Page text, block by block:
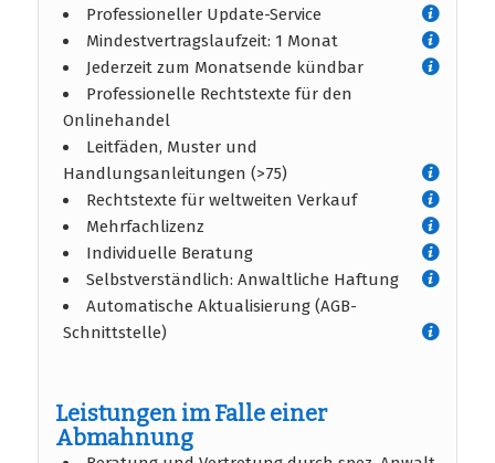
Professioneller Update-Service
Mindestvertragslaufzeit: 1 Monat
Jederzeit zum Monatsende kündbar
Professionelle Rechtstexte für den
Onlinehandel
Leitfäden, Muster und
Handlungsanleitungen (>75)
Rechtstexte für weltweiten Verkauf
Mehrfachlizenz
Individuelle Beratung
Selbstverständlich: Anwaltliche Haftung
Automatische Aktualisierung (AGB-
Schnittstelle)
Leistungen im Falle einer
Abmahnung